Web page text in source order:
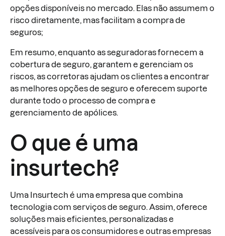
opções disponíveis no mercado. Elas não assumem o
risco diretamente, mas facilitam a compra de
seguros;
Em resumo, enquanto as seguradoras fornecem a
cobertura de seguro, garantem e gerenciam os
riscos, as corretoras ajudam os clientes a encontrar
as melhores opções de seguro e oferecem suporte
durante todo o processo de compra e
gerenciamento de apólices.
O que é uma
insurtech?
Uma Insurtech é uma empresa que combina
tecnologia com serviços de seguro. Assim, oferece
soluções mais eficientes, personalizadas e
acessíveis para os consumidores e outras empresas